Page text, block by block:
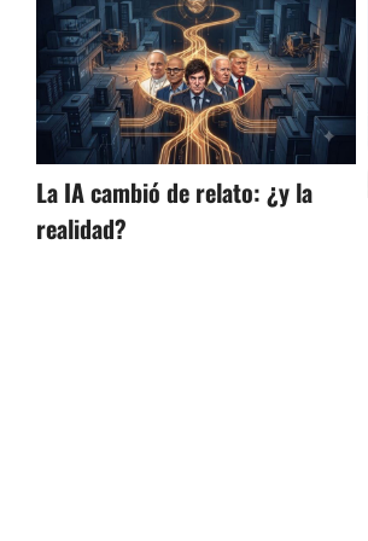
La IA cambió de relato: ¿y la
realidad?